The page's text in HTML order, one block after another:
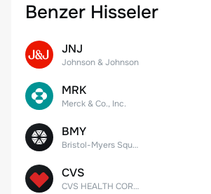
Benzer Hisseler
JNJ
Johnson & Johnson
MRK
Merck & Co., Inc.
BMY
Bristol-Myers Squibb Co.
CVS
CVS HEALTH CORPORATION